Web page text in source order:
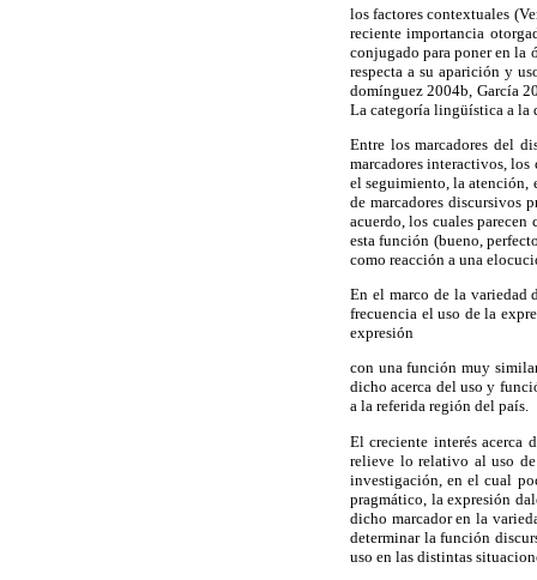
los factores contextuales
reciente importancia
conjugado para poner en la
respecta a su aparición y
domínguez 2004b, García
La categoría lingüística a la
Entre los marcadores del
marcadores interactivos,
el seguimiento, la
de marcadores discursivos
acuerdo, los cuales
esta función (bueno,
como reacción a una
En el marco de la variedad
frecuencia el uso de la
expresión
con una función muy
dicho acerca del uso y
a la referida región del país.
El creciente interés acerca
relieve lo relativo al uso
investigación, en el cual
pragmático, la expresión
dicho marcador en la
determinar la función
uso en las distintas